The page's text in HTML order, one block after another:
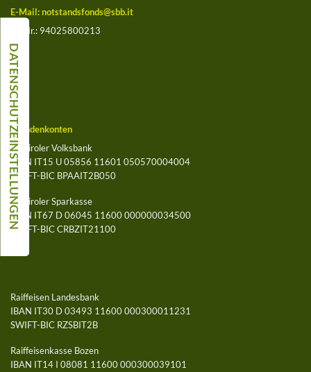
E-Mail: notstandsfonds@sbb.it
St.-Nr.: 94025800213
Spendenkonten
Südtiroler Volksbank
IBAN IT15 U 05856 11601 050570004004
SWIFT-BIC BPAAIT2B050
Südtiroler Sparkasse
IBAN IT67 D 06045 11600 000000034500
SWIFT-BIC CRBZIT21100
Raiffeisen Landesbank
IBAN IT30 D 03493 11600 000300011231
SWIFT-BIC RZSBIT2B
Raiffeisenkasse Bozen
IBAN IT14 I 08081 11600 000300039101